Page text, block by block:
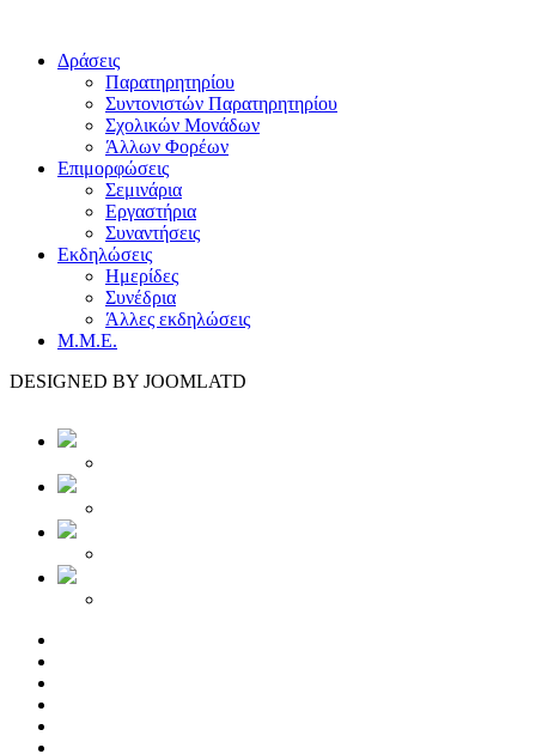
Δράσεις
Παρατηρητηρίου
Συντονιστών Παρατηρητηρίου
Σχολικών Μονάδων
Άλλων Φορέων
Επιμορφώσεις
Σεμινάρια
Εργαστήρια
Συναντήσεις
Εκδηλώσεις
Ημερίδες
Συνέδρια
Άλλες εκδηλώσεις
Μ.Μ.Ε.
DESIGNED BY JOOMLATD